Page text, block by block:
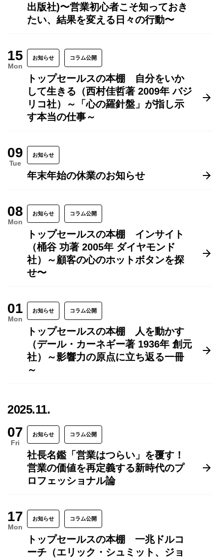
出版社)〜営業初心者こそ知っておき
たい、結果を変える日々の行動〜
15
Mon
お知らせ コラム公開
トップセールスの本棚 自分をいか
して生きる（西村佳哲著 2009年 バジ
リコ社）～「心の羅針盤」が指し示
す本当の仕事～
09
Tue
お知らせ
年末年始の休業のお知らせ
08
Mon
お知らせ コラム公開
トップセールスの本棚 インサイト
（桶谷 功著 2005年 ダイヤモンド
社）～顧客の心のホットボタンを探
せ〜
01
Mon
お知らせ コラム公開
トップセールスの本棚 人を動かす
（デール・カーネギー著 1936年 創元
社）～影響力の原点に立ち返る一冊
～
2025.11.
07
Fri
お知らせ コラム公開
社長名鑑「営業はつらい」を覆す！
営業の価値を再定義する新時代のプ
ロフェッショナル論
17
Mon
お知らせ コラム公開
トップセールスの本棚 一兆ドルコ
ーチ（エリック・シュミット、ジョ